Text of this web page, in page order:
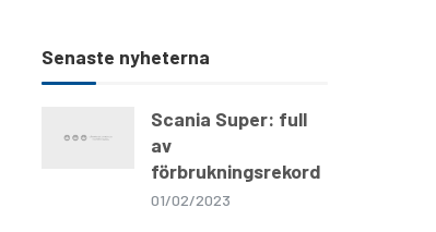
Senaste nyheterna
Scania Super: full
av
förbrukningsrekord
01/02/2023